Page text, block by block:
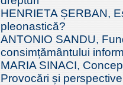
HENRIETA ȘERBAN,
pleonastică?
ANTONIO SANDU,
consimțământului
MARIA SINACI,
Provocări și perspective